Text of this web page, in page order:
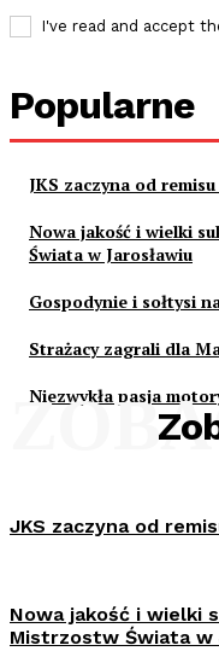
I've read and accept
Popularne
JKS zaczyna od remisu
Nowa jakość i wielki
Świata w Jarosławiu
Gospodynie i sołtysi
Strażacy zagrali dla
Niezwykła pasja
JKS zaczyna od
Nowa jakość i wielki
Mistrzostw Świata w